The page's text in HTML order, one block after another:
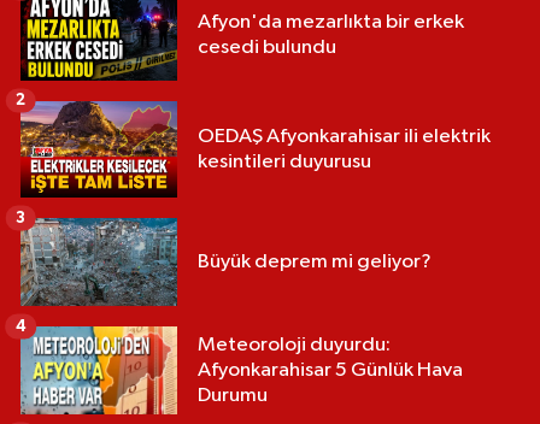
Afyon'da mezarlıkta bir erkek
cesedi bulundu
OEDAŞ Afyonkarahisar ili elektrik
kesintileri duyurusu
2
Büyük deprem mi geliyor?
3
Meteoroloji duyurdu:
Afyonkarahisar 5 Günlük Hava
Durumu
4